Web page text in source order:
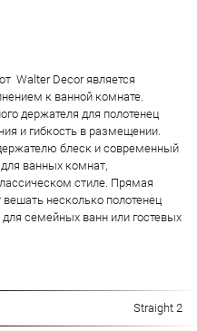
Walter Decor является
к ванной комнате.
держателя для полотенец
и гибкость в размещении.
блеск и современный
ванных комнат,
стиле. Прямая
несколько полотенец
семейных ванн или гостевых
Straight 2